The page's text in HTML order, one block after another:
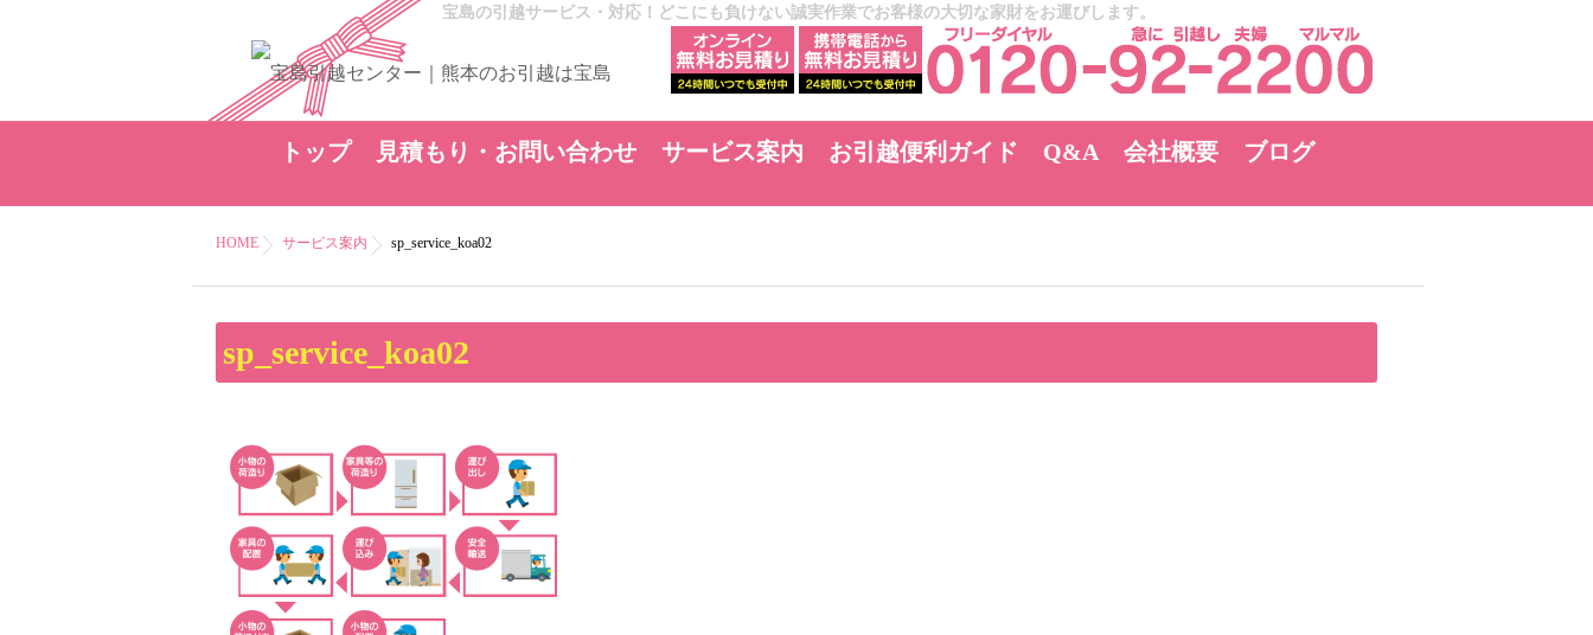
宝島の引越サービス・対応！どこにも負けない誠実作業でお客様の大切な家財をお運びします。
トップ 見積もり・お問い合わせ サービス案内 お引越便利ガイド Q&A 会社概要 ブログ
HOME サービス案内 sp_service_koa02
sp_service_koa02